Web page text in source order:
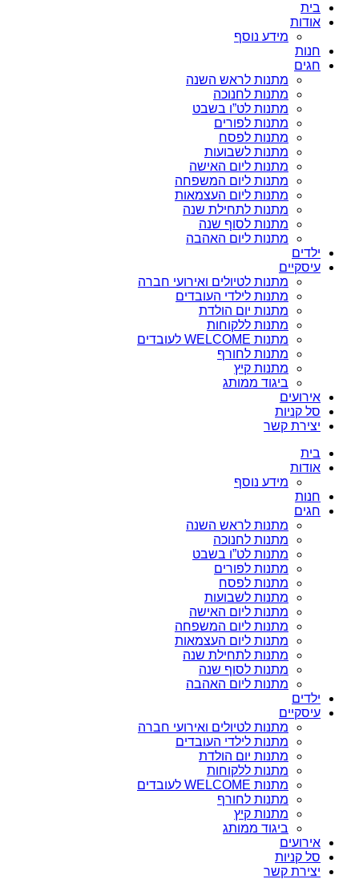
בית
אודות
מידע נוסף
חנות
חגים
מתנות לראש השנה
מתנות לחנוכה
מתנות לט”ו בשבט
מתנות לפורים
מתנות לפסח
מתנות לשבועות
מתנות ליום האישה
מתנות ליום המשפחה
מתנות ליום העצמאות
מתנות לתחילת שנה
מתנות לסוף שנה
מתנות ליום האהבה
ילדים
עיסקיים
מתנות לטיולים ואירועי חברה
מתנות לילדי העובדים
מתנות יום הולדת
מתנות ללקוחות
מתנות WELCOME לעובדים
מתנות לחורף
מתנות קיץ
ביגוד ממותג
אירועים
סל קניות
יצירת קשר
בית
אודות
מידע נוסף
חנות
חגים
מתנות לראש השנה
מתנות לחנוכה
מתנות לט”ו בשבט
מתנות לפורים
מתנות לפסח
מתנות לשבועות
מתנות ליום האישה
מתנות ליום המשפחה
מתנות ליום העצמאות
מתנות לתחילת שנה
מתנות לסוף שנה
מתנות ליום האהבה
ילדים
עיסקיים
מתנות לטיולים ואירועי חברה
מתנות לילדי העובדים
מתנות יום הולדת
מתנות ללקוחות
מתנות WELCOME לעובדים
מתנות לחורף
מתנות קיץ
ביגוד ממותג
אירועים
סל קניות
יצירת קשר